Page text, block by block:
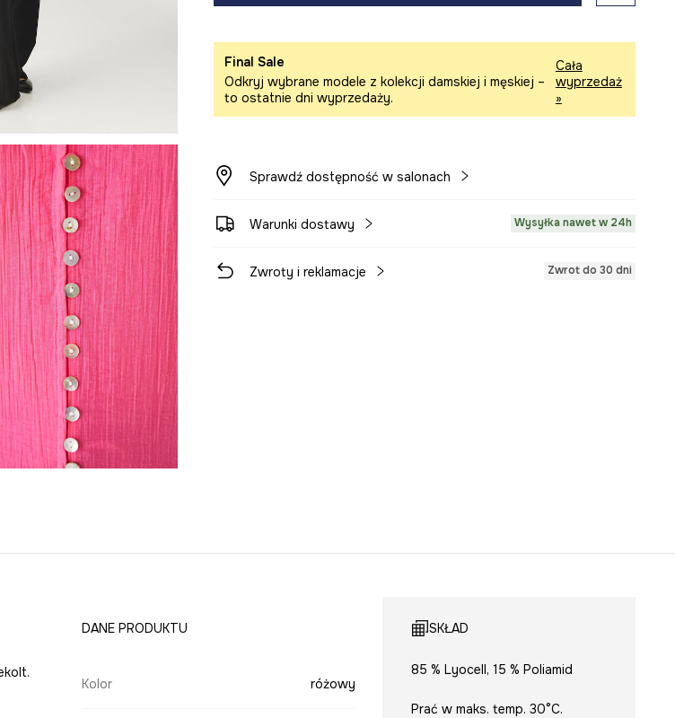
Final Sale
Odkryj wybrane modele z kolekcji damskiej i męskiej –
to ostatnie dni wyprzedaży.
Cała
wyprzedaż
»
Sprawdź dostępność w salonach
Warunki dostawy Wysyłka nawet w 24h
Zwroty i reklamacje Zwrot do 30 dni
DANE PRODUKTU
Kolor różowy
SKŁAD
85 % Lyocell, 15 % Poliamid
Prać w maks. temp. 30°C.